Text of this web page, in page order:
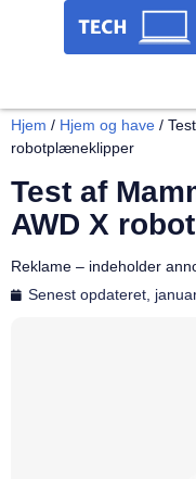
Hjem / Hjem og have /
robotplæneklipper
Test af
AWD X
Senest opdateret,
Reklame – indeholder